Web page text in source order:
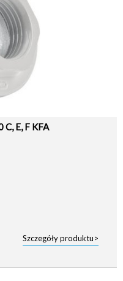
E, F KFA
Szczegóły produktu>